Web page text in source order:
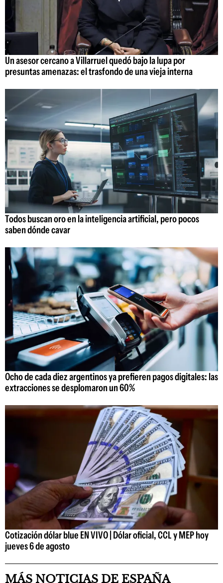
Un asesor cercano a Villarruel quedó bajo la lupa por
presuntas amenazas: el trasfondo de una vieja interna
Todos buscan oro en la inteligencia artificial, pero pocos
saben dónde cavar
Ocho de cada diez argentinos ya prefieren pagos digitales: las
extracciones se desplomaron un 60%
Cotización dólar blue EN VIVO | Dólar oficial, CCL y MEP hoy
jueves 6 de agosto
MÁS NOTICIAS DE ESPAÑA